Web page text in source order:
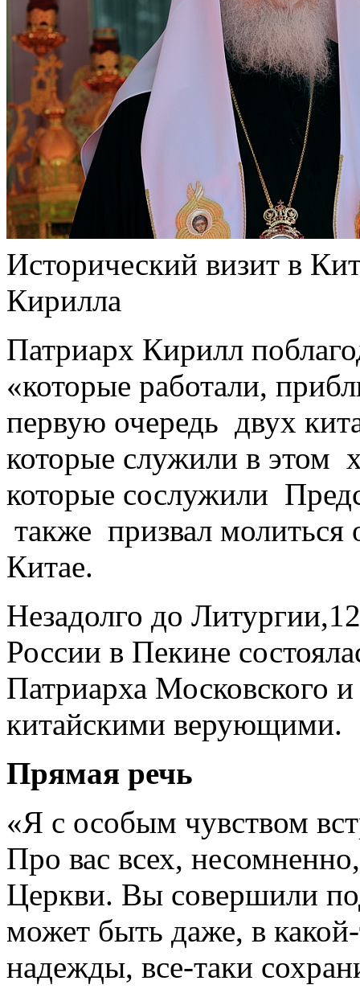
Исторический визит в
Кирилла
Патриарх Кирилл
«которые работали,
первую очередь двух
которые служили в этом
которые сослужили
также призвал молиться
Китае.
Незадолго до
России в Пекине
Патриарха Московского
китайскими верующими.
Прямая речь
«Я с особым чувством
Про вас всех,
Церкви. Вы совершили
может быть даже, в
надежды, все-таки